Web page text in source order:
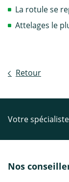
La rotule se
Attelages le
Retour
Votre
Nos